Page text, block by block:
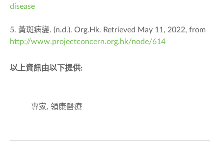
disease
5. 黃斑病變. (n.d.). Org.Hk. Retrieved May 11, 2022, from
http://www.projectconcern.org.hk/node/614
以上資訊由以下提供:
專家, 領康醫療